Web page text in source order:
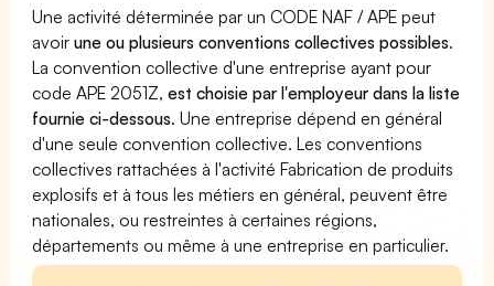
Une activité déterminée par un CODE NAF / APE peut
avoirune ou plusieurs conventions collectives possibles.
La convention collective d'une entreprise ayant pour
code APE 2051Z,est choisie par l'employeur dans la liste
fournie ci-dessous. Une entreprise dépend en général
d'une seule convention collective. Les conventions
collectives rattachées à l'activité Fabrication de produits
explosifs et à tous les métiers en général, peuvent être
nationales, ou restreintes à certaines régions,
départements ou même à une entreprise en particulier.